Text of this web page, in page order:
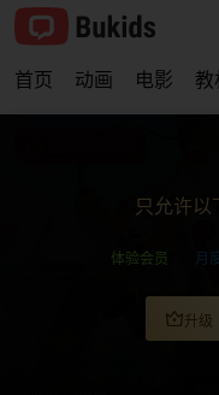
首页 动画 电影 教
只允许
体验会员 月
升级